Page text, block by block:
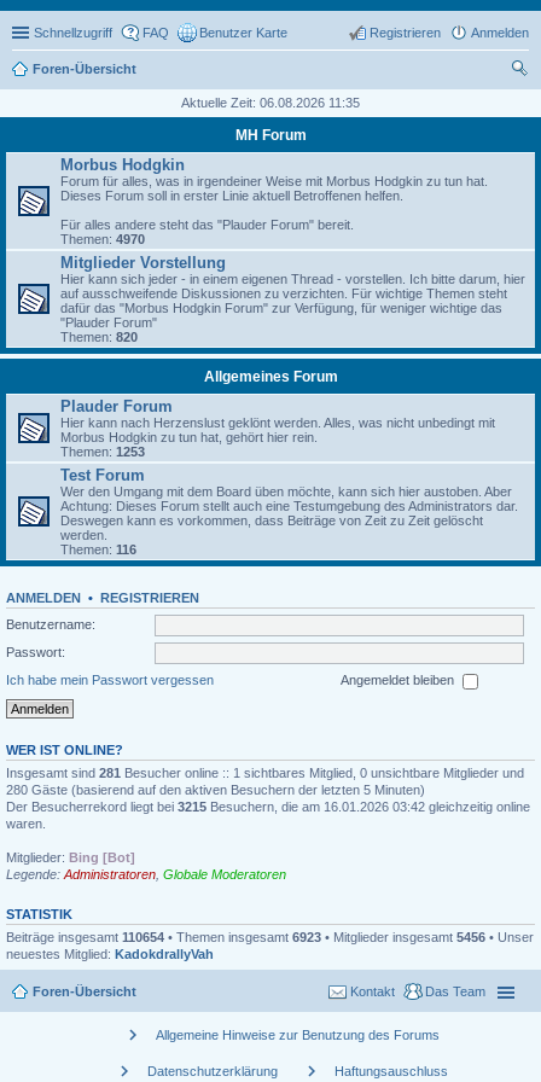
Schnellzugriff FAQ Benutzer Karte Anmelden
Registrieren
Foren-Übersicht
Aktuelle Zeit: 06.08.2026 11:35
MH Forum
Morbus Hodgkin
Forum für alles, was in irgendeiner Weise mit Morbus Hodgkin zu tun hat.
Dieses Forum soll in erster Linie aktuell Betroffenen helfen.
Für alles andere steht das "Plauder Forum" bereit.
Themen: 4970
Mitglieder Vorstellung
Hier kann sich jeder - in einem eigenen Thread - vorstellen. Ich bitte darum, hier
auf ausschweifende Diskussionen zu verzichten. Für wichtige Themen steht
dafür das "Morbus Hodgkin Forum" zur Verfügung, für weniger wichtige das
"Plauder Forum"
Themen: 820
Allgemeines Forum
Plauder Forum
Hier kann nach Herzenslust geklönt werden. Alles, was nicht unbedingt mit
Morbus Hodgkin zu tun hat, gehört hier rein.
Themen: 1253
Test Forum
Wer den Umgang mit dem Board üben möchte, kann sich hier austoben. Aber
Achtung: Dieses Forum stellt auch eine Testumgebung des Administrators dar.
Deswegen kann es vorkommen, dass Beiträge von Zeit zu Zeit gelöscht
werden.
Themen: 116
ANMELDEN • REGISTRIEREN
Benutzername:
Passwort:
Ich habe mein Passwort vergessen
Angemeldet bleiben
WER IST ONLINE?
Insgesamt sind 281 Besucher online :: 1 sichtbares Mitglied, 0 unsichtbare Mitglieder und
280 Gäste (basierend auf den aktiven Besuchern der letzten 5 Minuten)
Der Besucherrekord liegt bei 3215 Besuchern, die am 16.01.2026 03:42 gleichzeitig online
waren.
Mitglieder: Bing [Bot]
Legende: Administratoren Globale Moderatoren
STATISTIK
Beiträge insgesamt 110654 • Themen insgesamt 6923 • Mitglieder insgesamt 5456 • Unser
neuestes Mitglied: KadokdrallyVah
Foren-Übersicht Das Team
Kontakt
chevron_right Allgemeine Hinweise zur Benutzung des Forums
chevron_right Datenschutzerklärung chevron_right Haftungsauschluss